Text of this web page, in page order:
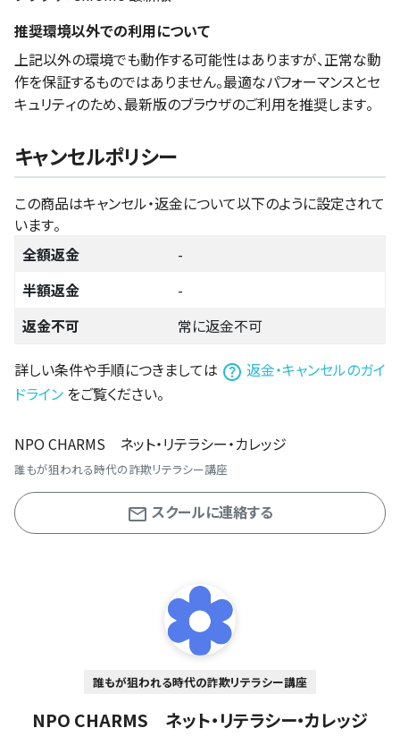
推奨環境以外での利用について
上記以外の環境でも動作する可能性はありますが、正常な動
作を保証するものではありません。最適なパフォーマンスとセ
キュリティのため、最新版のブラウザのご利用を推奨します。
キャンセルポリシー
この商品はキャンセル・返金について以下のように設定されて
います。
全額返金
-
半額返金
-
返金不可
常に返金不可
詳しい条件や手順につきましては
返金・キャンセルのガイ
ドライン をご覧ください。
NPO CHARMS ネット・リテラシー・カレッジ
誰もが狙われる時代の詐欺リテラシー講座
スクールに連絡する
誰もが狙われる時代の詐欺リテラシー講座
NPO CHARMS ネット・リテラシー・カレッジ